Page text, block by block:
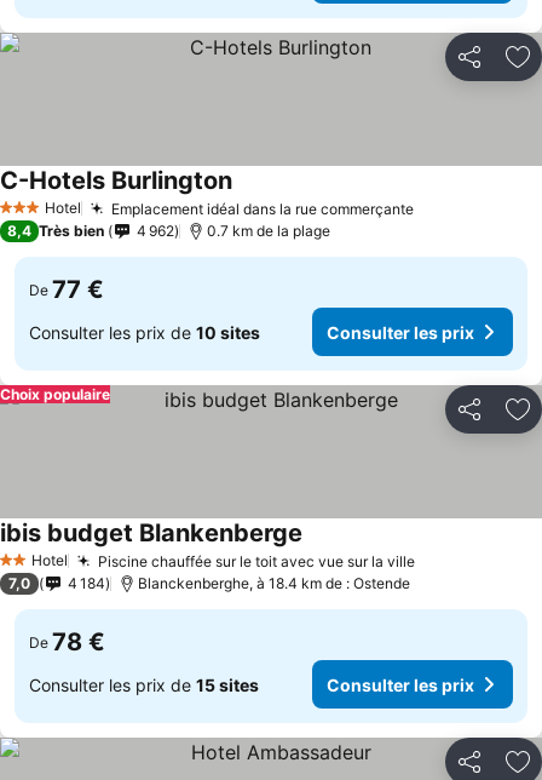
Partager
3 ÉtoilesHotel Emplacement idéal dans la rue commerçanteConsulter les
C-Hotels BurlingtonConsulter les prix
8,4 Très bien 4 962 0.7 km de la plage
De 77 €
Consulter les prix de 10 sites Consulter les prix
Partager
Choix populaire
2 Étoiles
Hotel Piscine chauffée sur le toit avec vue sur la villeConsulter les
ibis budget Blankenberge
7,0 4 184 Blanckenberghe, à 18.4 km de : Ostende
De 78 €
Consulter les prix de 15 sites Consulter les prix
Partager